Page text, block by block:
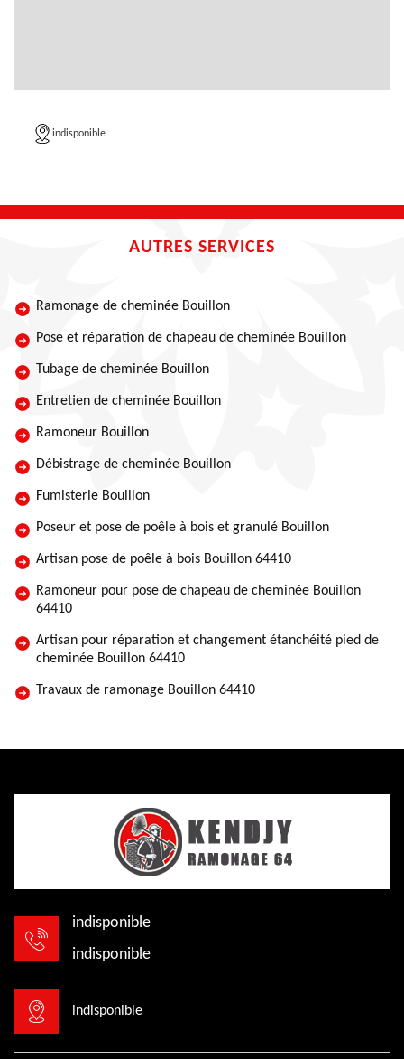
indisponible
AUTRES SERVICES
Ramonage de cheminée Bouillon
Pose et réparation de chapeau de cheminée Bouillon
Tubage de cheminée Bouillon
Entretien de cheminée Bouillon
Ramoneur Bouillon
Débistrage de cheminée Bouillon
Fumisterie Bouillon
Poseur et pose de poêle à bois et granulé Bouillon
Artisan pose de poêle à bois Bouillon 64410
Ramoneur pour pose de chapeau de cheminée Bouillon
64410
Artisan pour réparation et changement étanchéité pied de
cheminée Bouillon 64410
Travaux de ramonage Bouillon 64410
indisponible
indisponible
indisponible